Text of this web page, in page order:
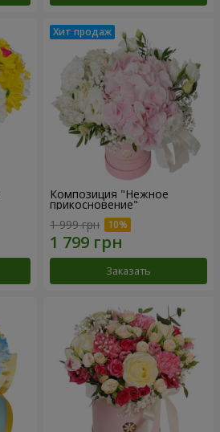
Композиция "Нежное
прикосновение"
1 999 грн
Заказать